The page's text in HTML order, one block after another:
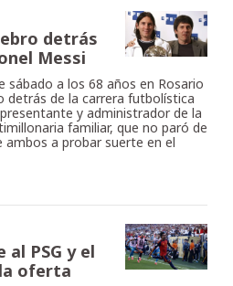
detrás
Messi
sábado a los 68 años en Rosario
detrás de la carrera futbolística
y administrador de la
familiar, que no paró de
ambos a probar suerte en el
al PSG y el
oferta